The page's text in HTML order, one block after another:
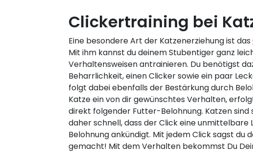
Clickertraining bei
Eine besondere Art der Katzenerziehung ist das
Mit ihm kannst du deinem Stubentiger ganz
Verhaltensweisen antrainieren. Du benötigst
Beharrlichkeit, einen Clicker sowie ein paar
folgt dabei ebenfalls der Bestärkung durch
Katze ein von dir gewünschtes Verhalten,
direkt folgender Futter-Belohnung. Katzen sind
daher schnell, dass der Click eine unmittelbare
Belohnung ankündigt. Mit jedem Click sagst du
gemacht! Mit dem Verhalten bekommst Du